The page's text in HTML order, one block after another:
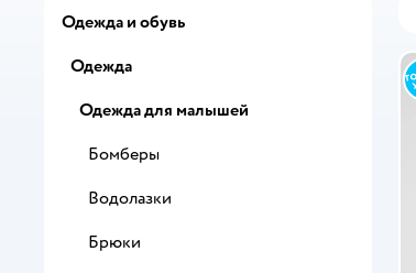
Одежда и обувь
Одежда
Одежда для малышей
Бомберы
Водолазки
Брюки